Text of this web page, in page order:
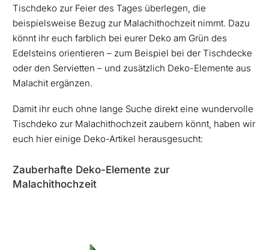
Tischdeko zur Feier des Tages überlegen, die
beispielsweise Bezug zur Malachithochzeit nimmt. Dazu
könnt ihr euch farblich bei eurer Deko am Grün des
Edelsteins orientieren – zum Beispiel bei der Tischdecke
oder den Servietten – und zusätzlich Deko-Elemente aus
Malachit ergänzen.
Damit ihr euch ohne lange Suche direkt eine wundervolle
Tischdeko zur Malachithochzeit zaubern könnt, haben wir
euch hier einige Deko-Artikel herausgesucht:
Zauberhafte Deko-Elemente zur
Malachithochzeit